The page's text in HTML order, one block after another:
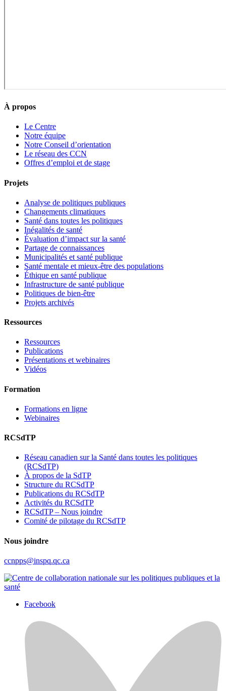
À propos
Le Centre
Notre équipe
Notre Conseil d’orientation
Le réseau des CCN
Offres d’emploi et de stage
Projets
Analyse de politiques publiques
Changements climatiques
Santé dans toutes les politiques
Inégalités de santé
Évaluation d’impact sur la santé
Partage de connaissances
Municipalités et santé publique
Santé mentale et mieux-être des populations
Éthique en santé publique
Infrastructure de santé publique
Politiques de bien-être
Projets archivés
Ressources
Ressources
Publications
Présentations et webinaires
Vidéos
Formation
Formations en ligne
Webinaires
RCSdTP
Réseau canadien sur la Santé dans toutes les politiques
(RCSdTP)
À propos de la SdTP
Structure du RCSdTP
Publications du RCSdTP
Activités du RCSdTP
RCSdTP – Nous joindre
Comité de pilotage du RCSdTP
Nous joindre
ccnpps@inspq.qc.ca
Facebook